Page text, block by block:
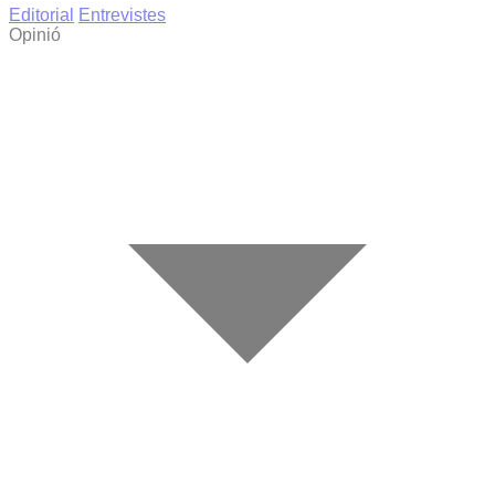
Editorial
Entrevistes
Opinió